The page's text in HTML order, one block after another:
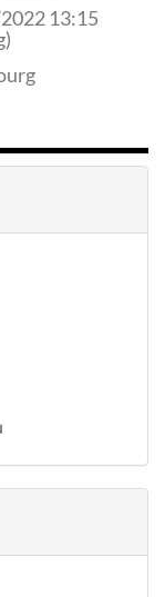
13:15
)